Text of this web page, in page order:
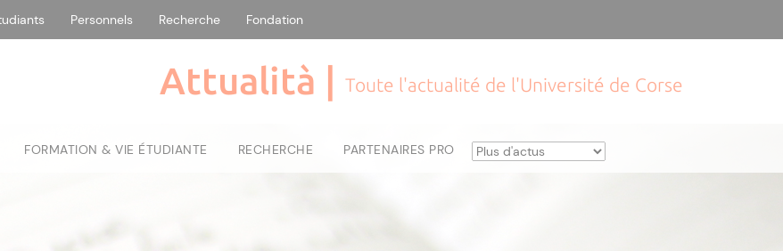
Personnels Recherche Fondation
Attualità | Toute l'actualité de l'Université de Corse
FORMATION & VIE ÉTUDIANTE RECHERCHE PARTENAIRES PRO